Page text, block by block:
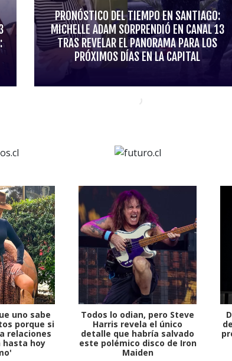
PRONÓSTICO DEL TIEMPO EN SANTIAGO:
MICHELLE ADAM SORPRENDIÓ EN CANAL 13
TRAS REVELAR EL PANORAMA PARA LOS
PRÓXIMOS DÍAS EN LA CAPITAL
uno sabe
porque si
relaciones
hasta hoy
Todos lo odian, pero Steve
Harris revela el único
detalle que habría salvado
este polémico disco de Iron
Maiden